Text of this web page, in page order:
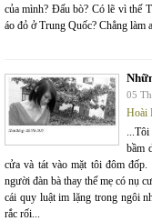
của mình? Đấu bò? Có lẽ vì thế
áo đỏ ở Trung Quốc? Chẳng làm
05
Hoài
bầm
cửa và tát vào mặt tôi đôm
người đàn bà thay thế mẹ có nụ
cái quy luật im lặng trong ngôi
rắc rối...